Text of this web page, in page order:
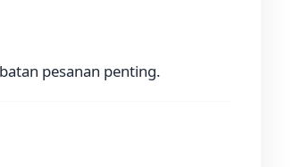
pesanan penting.